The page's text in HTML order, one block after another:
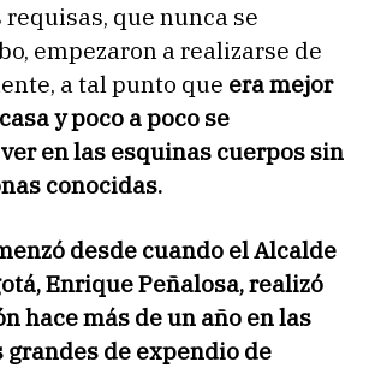
que nunca se
empezaron a realizarse de
a tal punto que era mejor
y poco a poco se
en las esquinas cuerpos sin
conocidas.
desde cuando el Alcalde
Enrique Peñalosa, realizó
hace más de un año en las
grandes de expendio de